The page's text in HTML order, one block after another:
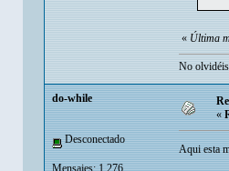
« Última
No
do-while
Desconectado
Mensajes: 1.276
«
Aqui esta